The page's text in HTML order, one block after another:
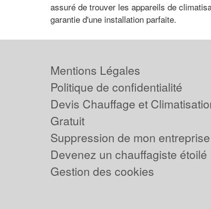
assuré de trouver les appareils de
garantie d'une installation parfaite.
Mentions Légales
Politique de confidentialité
Devis Chauffage et
Gratuit
Suppression de mon entreprise
Devenez un chauffagiste étoilé
Gestion des cookies